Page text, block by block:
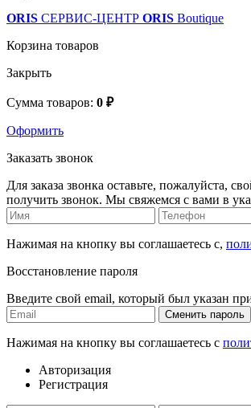
ORIS СЕРВИС-ЦЕНТР ORIS Boutique
Корзина товаров
Закрыть
Сумма товаров: 0 ₽
Оформить
Заказать звонок
Для заказа звонка оставьте, пожалуйста,
получить звонок. Мы свяжемся с вами в
Нажимая на кнопку вы соглашаетесь с,
Восстановление пароля
Введите свой email, который был указан
Сменить пароль
Нажимая на кнопку вы соглашаетесь с
Авторизация
Регистрация